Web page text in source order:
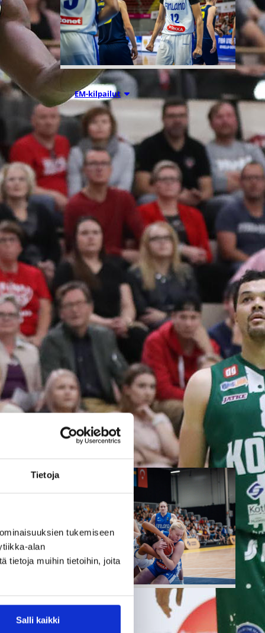
Tietoja
tukemiseen
alan
tietoja muihin tietoihin, joita
Salli kaikki
EM-kilpailut
Suomen 16-
vuotiaat pojat
kaatoivat
Ruotsin
vahvalla
esityksellä
Suomen 16-vuotiaat pojat
nappasivat toisen peräkkäisen
voittonsa B-divisioonan EM-
kisoissa, kun Ruotsi kaatui
lukemin 98–79. Suomi johti
ottelua alusta loppuun ja
rakensi ratkaisevan eron vahvan
ensimmäisen puoliajan aikana.
08.08.2026 22:50